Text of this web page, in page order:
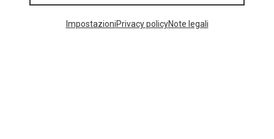
ImpostazioniPrivacy policyNote legali